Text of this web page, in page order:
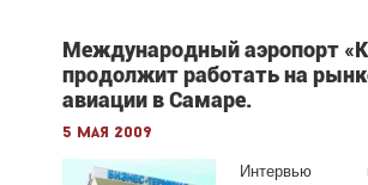
Международный аэропорт
продолжит работать на
авиации в Самаре.
5 мая 2009
Интервью